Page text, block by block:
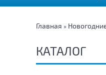
Главная »
КАТАЛОГ